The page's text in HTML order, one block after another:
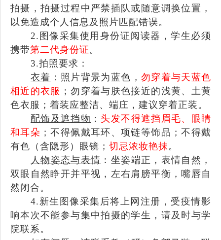
拍摄 ，拍摄过程中严禁插队或随意调换位置 ，
以免造成个人信息及照片匹配错误。
2.图像采集使用身份证阅读器，学生必须
携带第二代身份证。
3.拍照要求：
衣着 ：照片背景为蓝色， 勿穿着与天蓝色
相近的衣服 ；勿穿着与肤色接近的浅黄、土黄
色衣服；着装应整洁、端庄，建议穿着正装。
配饰及遮挡物 ： 头发不得遮挡眉毛、眼睛
和耳朵 ；不得佩戴耳环、项链等饰品；不得戴
有色（含隐形）眼镜； 切忌浓妆艳抹。
人物姿态与表情 ：坐姿端正，表情自然，
双眼自然睁开并平视，左右肩膀平衡，嘴唇自
然闭合。
4.新生图像采集后将上网注册， 受疫情影
响本次不能参与集中拍摄的学生 ， 请及时与学
院联系。